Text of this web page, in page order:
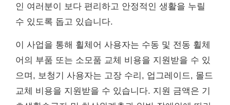
인 여러분이 보다 편리하고 안정적인 생활을 누릴
수 있도록 돕고 있습니다.
이 사업을 통해 휠체어 사용자는 수동 및 전동 휠체
어의 부품 또는 소모품 교체 비용을 지원받을 수 있
으며, 보청기 사용자는 고장 수리, 업그레이드, 몰드
교체 비용을 지원받을 수 있습니다. 지원 금액은 기